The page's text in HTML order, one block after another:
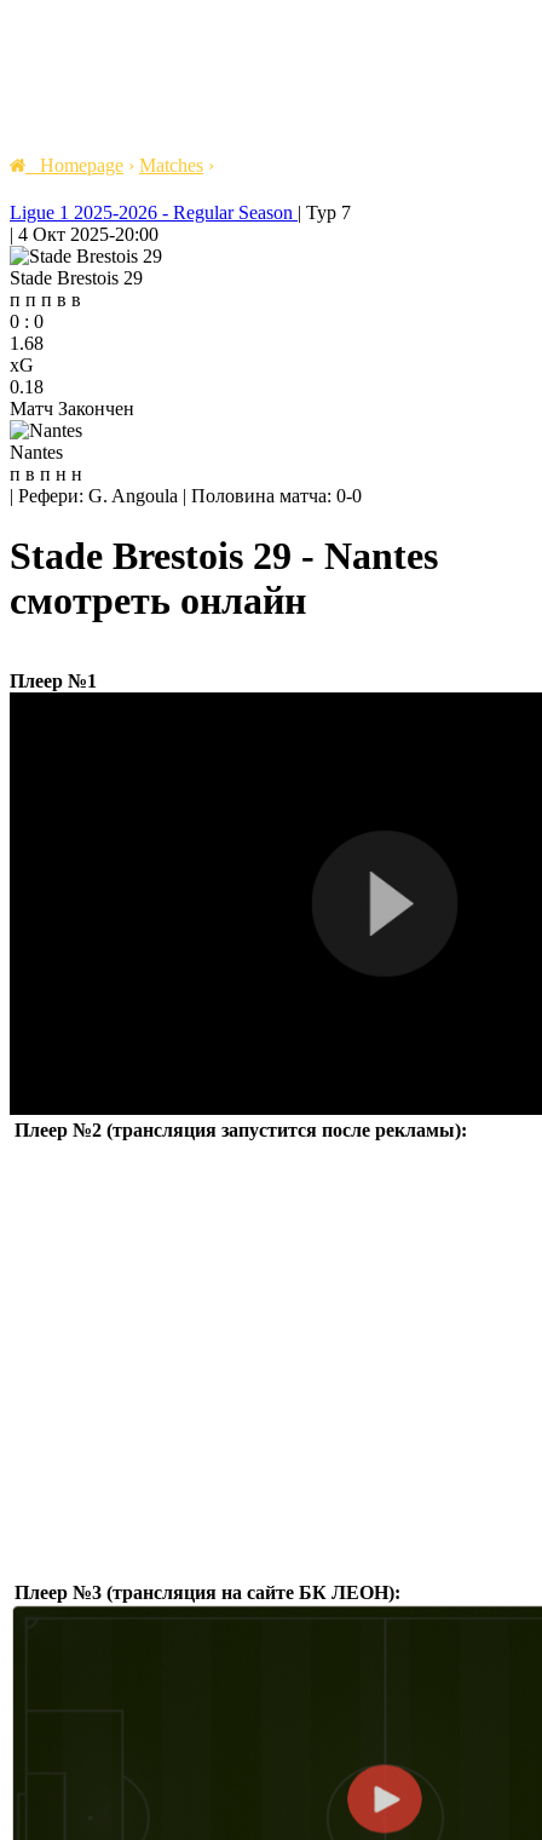
Homepage › Matches ›
Ligue 1 2025-2026 - Regular Season | Тур 7
| 4 Окт 2025-20:00
Stade Brestois 29
п п п в в
0 : 0
1.68
xG
0.18
Матч Закончен
Nantes
п в п н н
| Рефери: G. Angoula | Половина матча: 0-0
Stade Brestois 29 - Nantes
смотреть онлайн
Плеер №1
Плеер №2 (трансляция запустится после рекламы):
Плеер №3 (трансляция на сайте БК ЛЕОН):